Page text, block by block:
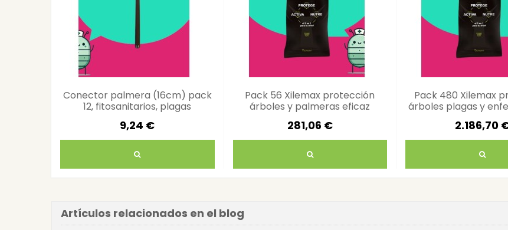
Conector palmera (16cm) pack
12, fitosanitarios, plagas
9,24 €
Pack 56 Xilemax protección
árboles y palmeras eficaz
281,06 €
Pack 480 Xilemax
árboles plagas y
2.186,70
Artículos relacionados en el blog